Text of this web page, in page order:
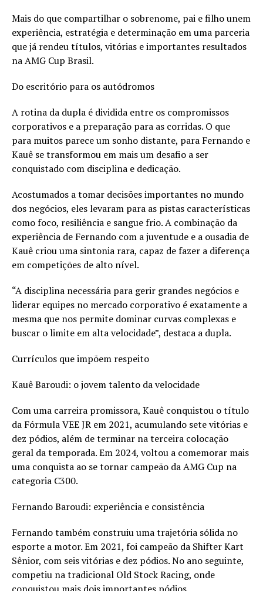
Mais do que compartilhar o sobrenome, pai e filho unem
experiência, estratégia e determinação em uma parceria
que já rendeu títulos, vitórias e importantes resultados
na AMG Cup Brasil.
Do escritório para os autódromos
A rotina da dupla é dividida entre os compromissos
corporativos e a preparação para as corridas. O que
para muitos parece um sonho distante, para Fernando e
Kauê se transformou em mais um desafio a ser
conquistado com disciplina e dedicação.
Acostumados a tomar decisões importantes no mundo
dos negócios, eles levaram para as pistas características
como foco, resiliência e sangue frio. A combinação da
experiência de Fernando com a juventude e a ousadia de
Kauê criou uma sintonia rara, capaz de fazer a diferença
em competições de alto nível.
“A disciplina necessária para gerir grandes negócios e
liderar equipes no mercado corporativo é exatamente a
mesma que nos permite dominar curvas complexas e
buscar o limite em alta velocidade”, destaca a dupla.
Currículos que impõem respeito
Kauê Baroudi: o jovem talento da velocidade
Com uma carreira promissora, Kauê conquistou o título
da Fórmula VEE JR em 2021, acumulando sete vitórias e
dez pódios, além de terminar na terceira colocação
geral da temporada. Em 2024, voltou a comemorar mais
uma conquista ao se tornar campeão da AMG Cup na
categoria C300.
Fernando Baroudi: experiência e consistência
Fernando também construiu uma trajetória sólida no
esporte a motor. Em 2021, foi campeão da Shifter Kart
Sênior, com seis vitórias e dez pódios. No ano seguinte,
competiu na tradicional Old Stock Racing, onde